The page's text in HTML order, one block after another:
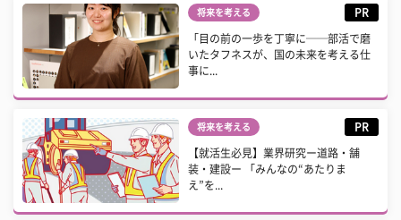
将来を考える PR
「目の前の一歩を丁寧に──部活で磨
いたタフネスが、国の未来を考える仕
事に...
将来を考える PR
【就活生必見】業界研究ー道路・舗
装・建設ー 「みんなの“あたりま
え”を...